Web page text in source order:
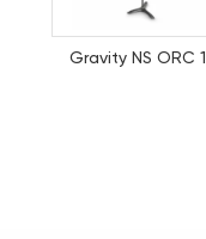
Gravity NS ORC